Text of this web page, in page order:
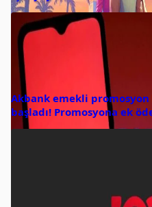
Akbank emekli promosyon
başladı! Promosyona ek